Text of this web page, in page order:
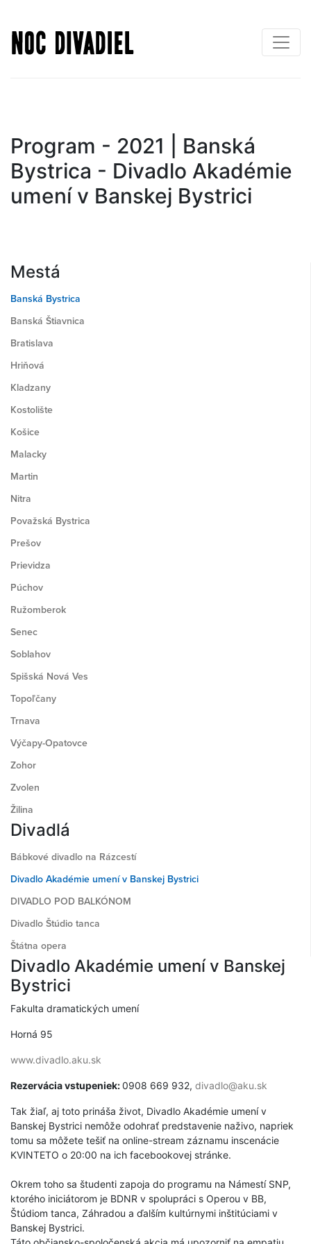
na
hlavný
Program - 2021 | Banská
Bystrica - Divadlo Akadémie
umení v Banskej Bystrici
Mestá
Banská Bystrica
Banská Štiavnica
Bratislava
Hriňová
Kladzany
Kostolište
Košice
Malacky
Martin
Nitra
Považská Bystrica
Prešov
Prievidza
Púchov
Ružomberok
Senec
Soblahov
Spišská Nová Ves
Topoľčany
Trnava
Výčapy-Opatovce
Zohor
Zvolen
Žilina
Divadlá
Bábkové divadlo na Rázcestí
Divadlo Akadémie umení v Banskej Bystrici
DIVADLO POD BALKÓNOM
Divadlo Štúdio tanca
Štátna opera
Divadlo Akadémie umení v Banskej
Bystrici
Fakulta dramatických umení
Horná 95
www.divadlo.aku.sk
Rezervácia vstupeniek:0908 669 932, divadlo@aku.sk
Tak žiaľ, aj toto prináša život, Divadlo Akadémie umení v
Banskej Bystrici nemôže odohrať predstavenie naživo, napriek
tomu sa môžete tešiť na online-stream záznamu inscenácie
KVINTETO o 20:00 na ich facebookovej stránke.
Okrem toho sa študenti zapoja do programu na Námestí SNP,
ktorého iniciátorom je BDNR v spolupráci s Operou v BB,
Štúdiom tanca, Záhradou a ďalším kultúrnymi inštitúciami v
Banskej Bystrici.